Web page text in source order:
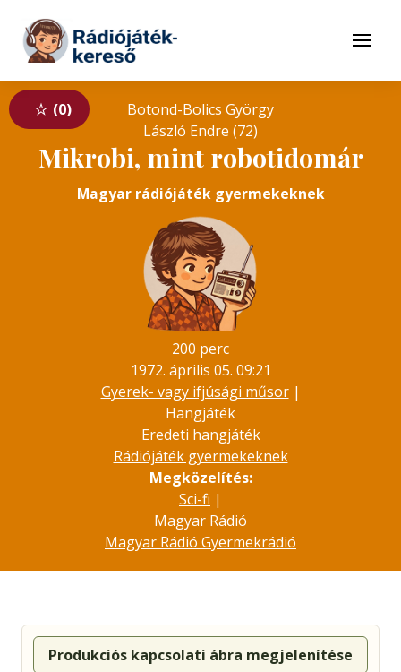
Tovább a tartalomhoz
Menü
0
Botond-Bolics György
László Endre (72)
Mikrobi, mint robotidomár
Magyar rádiójáték gyermekeknek
200 perc
1972. április 05. 09:21
Gyerek- vagy ifjúsági műsor|
Hangjáték
Eredeti hangjáték
Rádiójáték gyermekeknek
Megközelítés:
Sci-fi |
Magyar Rádió
Magyar Rádió Gyermekrádió
Produkciós kapcsolati ábra megjelenítése